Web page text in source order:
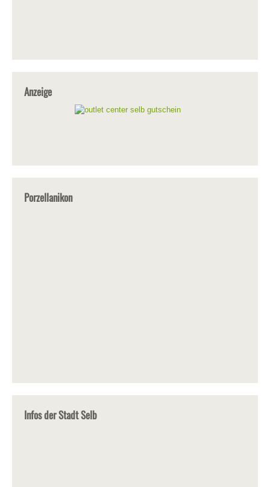
Anzeige
Porzellanikon
Infos der Stadt Selb